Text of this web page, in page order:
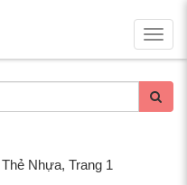
Nhựa, Trang 1